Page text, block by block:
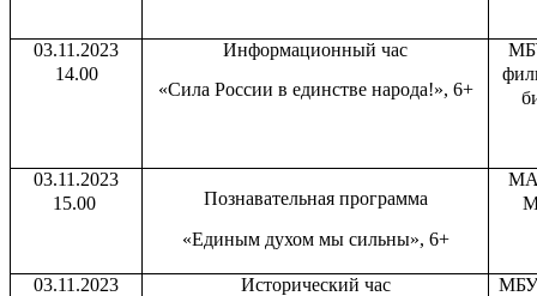
03.11.2023
14.00
Информационный час
«Сила России в единстве народа!», 6+
03.11.2023
15.00
Познавательная программа
«Единым духом мы сильны», 6+
03.11.2023
Исторический час
МБУ